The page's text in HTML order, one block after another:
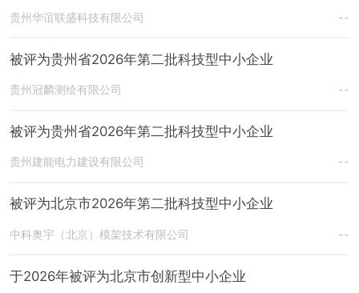
贵州华谊联盛科技有限公司 --
被评为贵州省2026年第二批科技型中小企业
贵州冠麟测绘有限公司 --
被评为贵州省2026年第二批科技型中小企业
贵州建能电力建设有限公司 --
被评为北京市2026年第二批科技型中小企业
中科奥宇（北京）模架技术有限公司 --
于2026年被评为北京市创新型中小企业